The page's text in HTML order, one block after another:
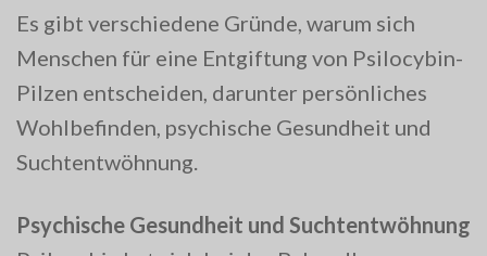
Es gibt verschiedene Gründe, warum sich
Menschen für eine Entgiftung von Psilocybin-
Pilzen entscheiden, darunter persönliches
Wohlbefinden, psychische Gesundheit und
Suchtentwöhnung.
Psychische Gesundheit und Suchtentwöhnung